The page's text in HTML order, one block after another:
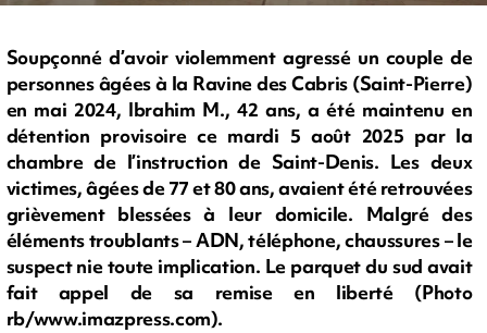
Soupçonné d’avoir violemment agressé un couple de
personnes âgées à la Ravine des Cabris (Saint-Pierre)
en mai 2024, Ibrahim M., 42 ans, a été maintenu en
détention provisoire ce mardi 5 août 2025 par la
chambre de l’instruction de Saint-Denis. Les deux
victimes, âgées de 77 et 80 ans, avaient été retrouvées
grièvement blessées à leur domicile. Malgré des
éléments troublants – ADN, téléphone, chaussures – le
suspect nie toute implication. Le parquet du sud avait
fait appel de sa remise en liberté (Photo
rb/www.imazpress.com).